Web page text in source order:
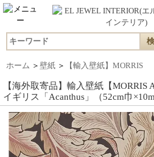
ホーム ＞ 壁紙 ＞ 【輸入壁紙】MORRIS
【海外取寄品】輸入壁紙【MORRIS
イギリス「Acanthus」（52cm巾×10m